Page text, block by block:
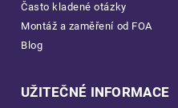
Často kladené otázky
Montáž a zaměření od FOA
Blog
UŽITEČNÉ INFORMACE